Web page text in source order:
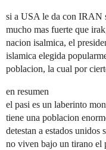
si a USA le da con IRAN
mucho mas fuerte que
nacion isalmica, el
islamica elegida
poblacion, la cual por
en resumen
el pasi es un laberinto
tiene una poblacion
detestan a estados unidos
no viven bajo un tirano el